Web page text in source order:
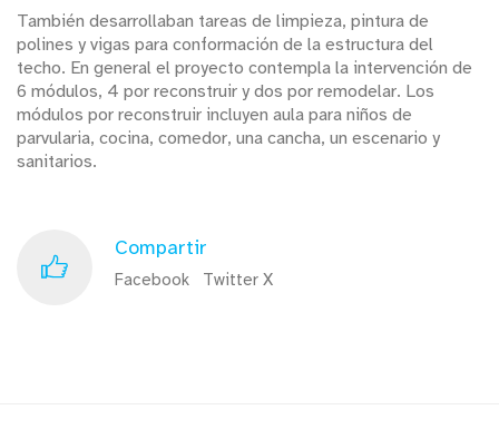
También desarrollaban tareas de limpieza, pintura de
polines y vigas para conformación de la estructura del
techo. En general el proyecto contempla la intervención de
6 módulos, 4 por reconstruir y dos por remodelar. Los
módulos por reconstruir incluyen aula para niños de
parvularia, cocina, comedor, una cancha, un escenario y
sanitarios.
Compartir
Facebook Twitter X